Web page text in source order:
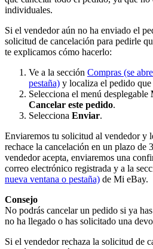
individuales.
Si el vendedor aún no ha enviado el
solicitud de cancelación para pedirle
te explicamos cómo hacerlo:
Ve a la sección Compras (se
pestaña) y localiza el pedido que
Selecciona el menú desplegable
Cancelar este pedido.
Selecciona Enviar.
Enviaremos tu solicitud al vendedor y
rechace la cancelación en un plazo de
vendedor acepta, enviaremos una
correo electrónico registrada y a la
nueva ventana o pestaña) de Mi eBay.
Consejo
No podrás cancelar un pedido si ya
no ha llegado o has solicitado una
Si el vendedor rechaza la solicitud de